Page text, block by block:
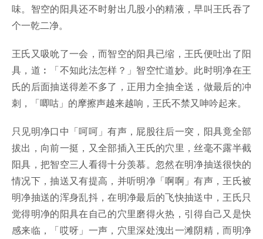
味。智空的阳具还不时射出几股小的精液，早叫王氏吞了
个一乾二净。
王氏又吸吮了一会，而智空的阳具已缩，王氏便吐出了阳
具，道︰「不知此法怎样？」智空忙道妙。此时明净在王
氏的后面抽送得差不多了，正用力全抽全送，做最后的冲
刺，「唧咕」的摩擦声越来越响，王氏不禁又呻吟起来。
只见明净口中「呵呵」有声，屁股往后一突，阳具竟全部
拔出，向前一挺，又全部插入王氏的穴里，丝毫不露半截
阳具，把智空三人看得十分羡慕。忽然在明净抽送很快的
情况下，抽送又有提高，并听明净「啊啊」有声，王氏被
明净抽送的浑身乱抖，在明净最后的飞快抽送中，王氏只
觉得明净的阳具在自己的穴里磨得火热，引得自己又是快
感来临，「哎呀」一声，穴里深处洩出一滩阴精，而明净